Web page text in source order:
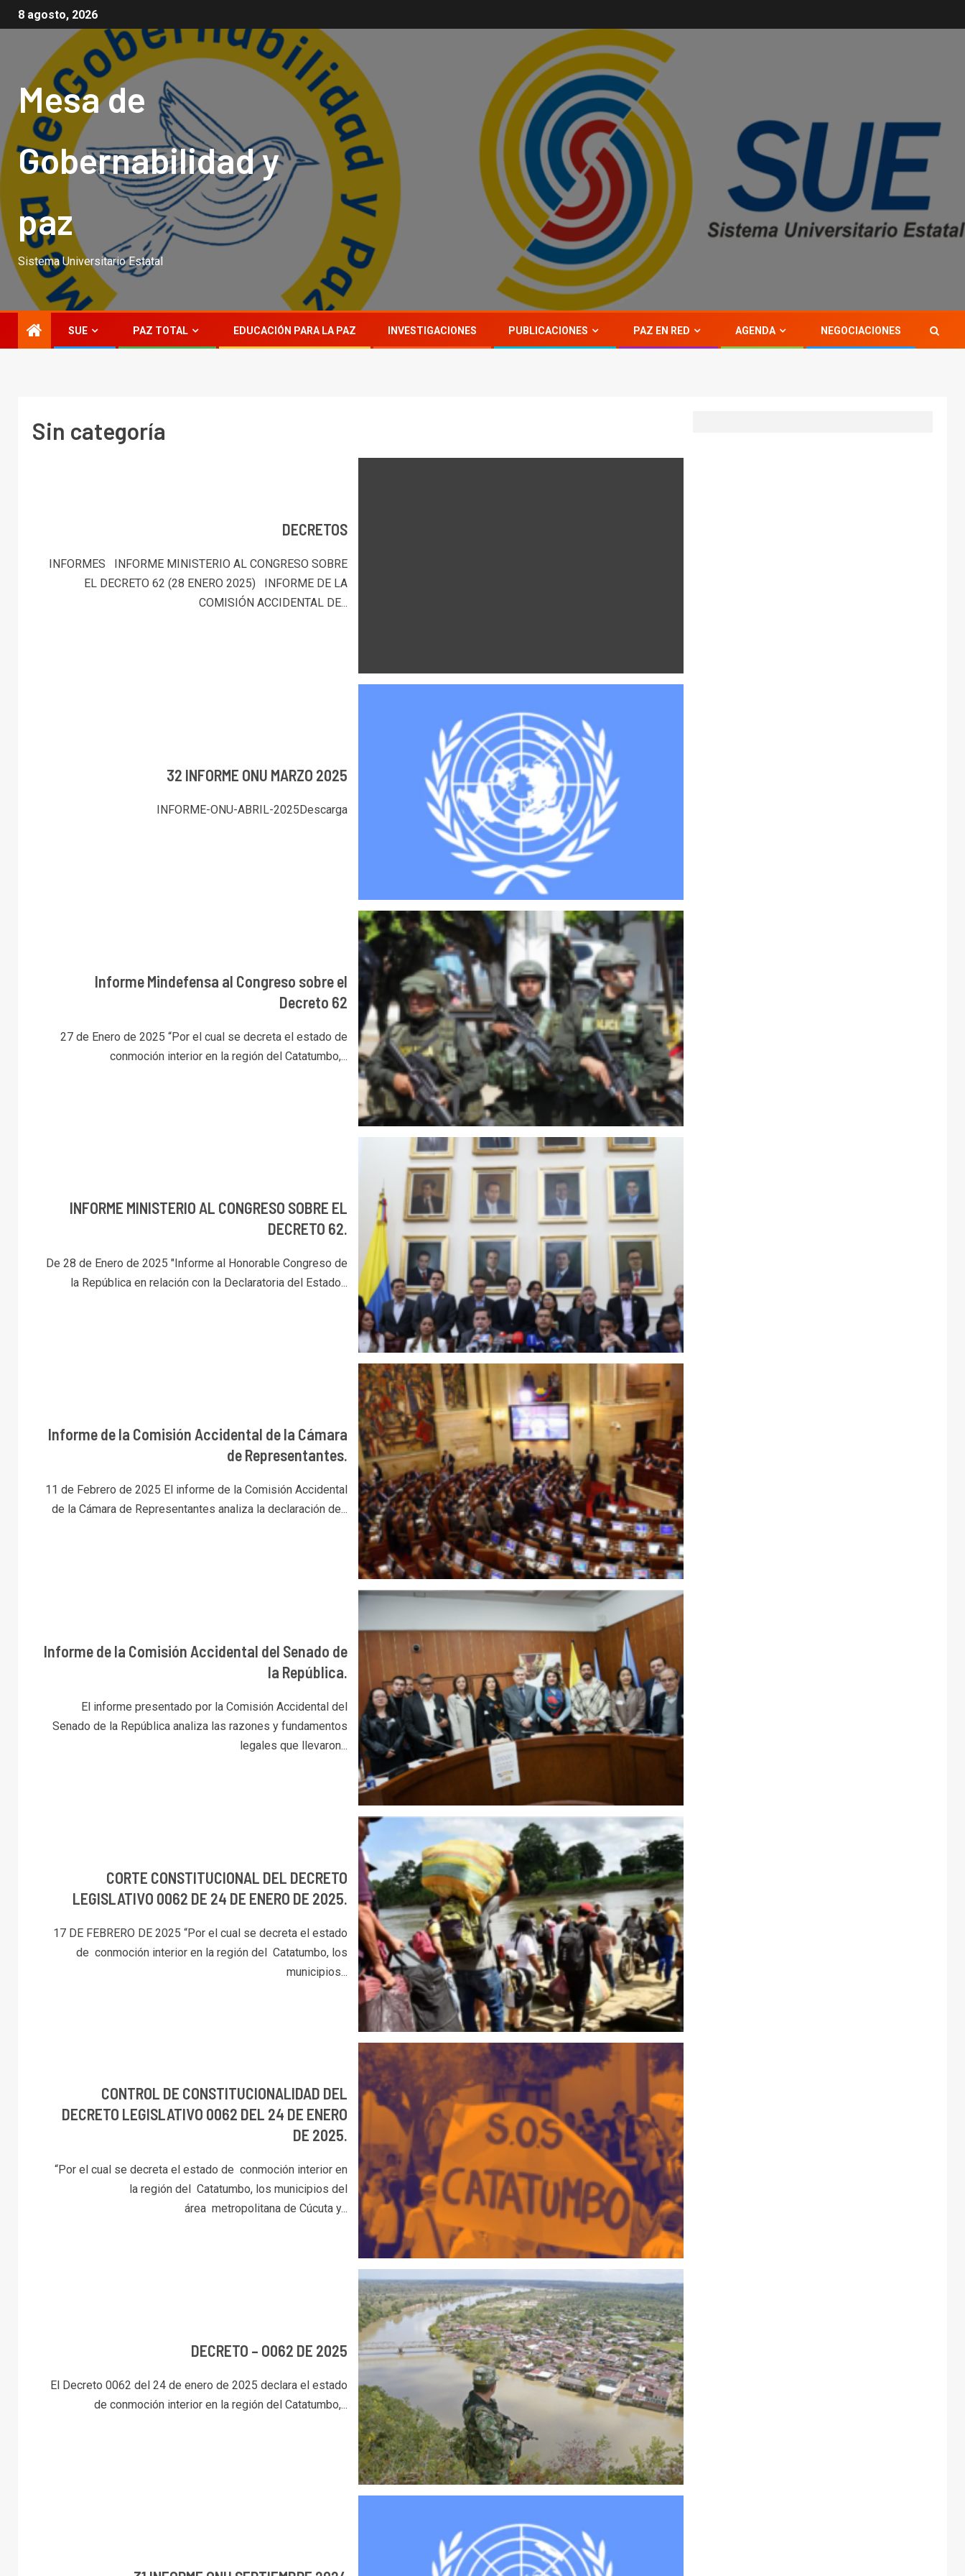
8 agosto, 2026
Mesa de
Gobernabilidad y
paz
Sistema Universitario Estatal
SUE PAZ TOTAL EDUCACIÓN PARA LA PAZ INVESTIGACIONES PUBLICACIONES PAZ EN RED AGENDA NEGOCIACIONES
Sin categoría
DECRETOS
INFORMES INFORME MINISTERIO AL CONGRESO SOBRE
EL DECRETO 62 (28 ENERO 2025) INFORME DE LA
COMISIÓN ACCIDENTAL DE...
32 INFORME ONU MARZO 2025
INFORME-ONU-ABRIL-2025Descarga
Informe Mindefensa al Congreso sobre el
Decreto 62
27 de Enero de 2025 “Por el cual se decreta el estado de
conmoción interior en la región del Catatumbo,...
INFORME MINISTERIO AL CONGRESO SOBRE EL
DECRETO 62.
De 28 de Enero de 2025 "Informe al Honorable Congreso de
la República en relación con la Declaratoria del Estado...
Informe de la Comisión Accidental de la Cámara
de Representantes.
11 de Febrero de 2025 El informe de la Comisión Accidental
de la Cámara de Representantes analiza la declaración de...
Informe de la Comisión Accidental del Senado de
la República.
El informe presentado por la Comisión Accidental del
Senado de la República analiza las razones y fundamentos
legales que llevaron...
CORTE CONSTITUCIONAL DEL DECRETO
LEGISLATIVO 0062 DE 24 DE ENERO DE 2025.
17 DE FEBRERO DE 2025 “Por el cual se decreta el estado
de conmoción interior en la región del Catatumbo, los
municipios...
CONTROL DE CONSTITUCIONALIDAD DEL
DECRETO LEGISLATIVO 0062 DEL 24 DE ENERO
DE 2025.
“Por el cual se decreta el estado de conmoción interior en
la región del Catatumbo, los municipios del
área metropolitana de Cúcuta y...
DECRETO – O062 DE 2025
El Decreto 0062 del 24 de enero de 2025 declara el estado
de conmoción interior en la región del Catatumbo,...